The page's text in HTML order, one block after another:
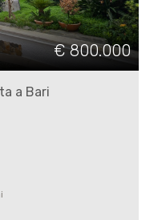
€ 800.000
a Bari